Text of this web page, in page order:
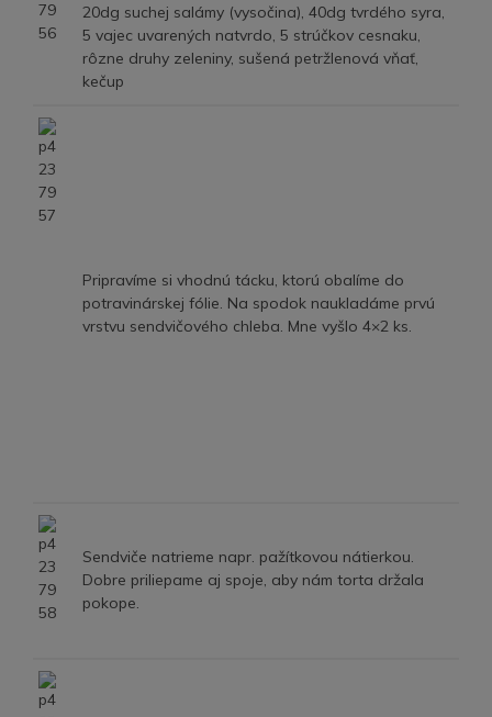
20dg suchej salámy (vysočina), 40dg tvrdého syra,
5 vajec uvarených natvrdo, 5 strúčkov cesnaku,
rôzne druhy zeleniny, sušená petržlenová vňať,
kečup
Pripravíme si vhodnú tácku, ktorú obalíme do
potravinárskej fólie. Na spodok naukladáme prvú
vrstvu sendvičového chleba. Mne vyšlo 4×2 ks.
Sendviče natrieme napr. pažítkovou nátierkou.
Dobre priliepame aj spoje, aby nám torta držala
pokope.